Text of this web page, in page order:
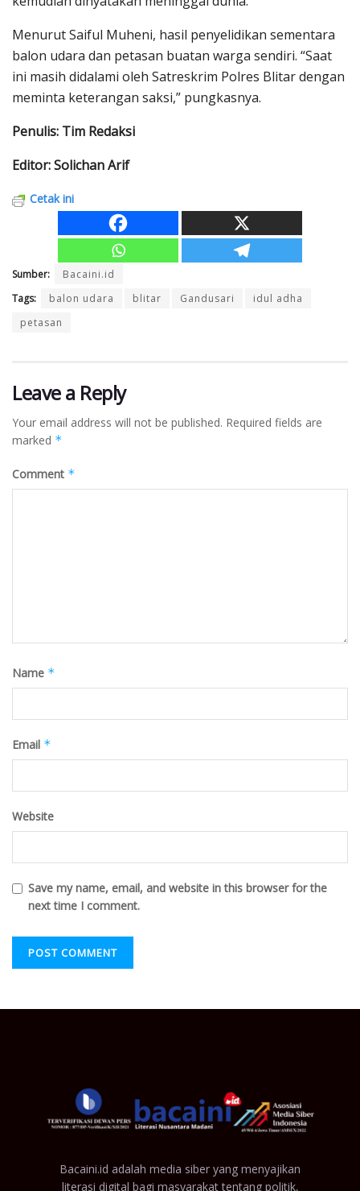
Menurut Saiful Muheni, hasil penyelidikan sementara
balon udara dan petasan buatan warga sendiri. “Saat
ini masih didalami oleh Satreskrim Polres Blitar dengan
meminta keterangan saksi,” pungkasnya.
Penulis: Tim Redaksi
Editor: Solichan Arif
Cetak ini
Sumber:
Bacaini.id
Tags:
balon udara blitar Gandusari
idul adha
petasan
Leave a Reply
Your email address will not be published. Required fields are
marked *
Comment *
Name *
Email *
Website
Save my name, email, and website in this browser for the
next time I comment.
Bacaini.id adalah media siber yang menyajikan
literasi digital bagi masyarakat tentang politik,